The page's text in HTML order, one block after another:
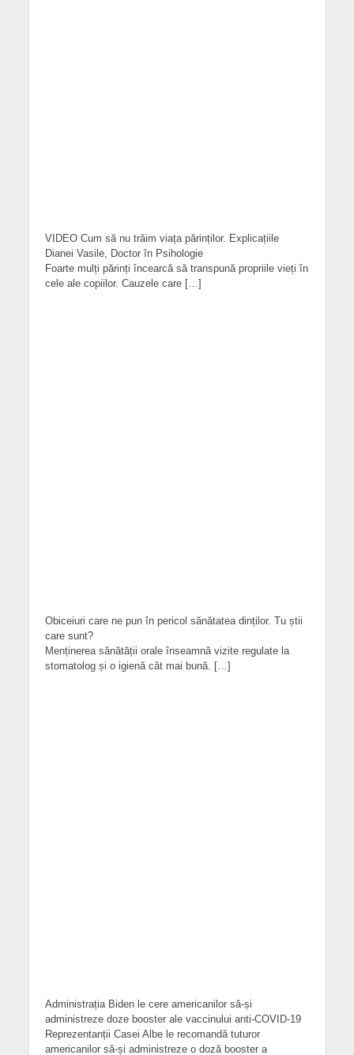
VIDEO Cum să nu trăim viața părinților. Explicațiile
Dianei Vasile, Doctor în Psihologie
Foarte mulți părinți încearcă să transpună propriile vieți în
cele ale copiilor. Cauzele care […]
Obiceiuri care ne pun în pericol sănătatea dinților. Tu știi
care sunt?
Menținerea sănătății orale înseamnă vizite regulate la
stomatolog și o igienă cât mai bună. […]
Administrația Biden le cere americanilor să-și
administreze doze booster ale vaccinului anti-COVID-19
Reprezentanții Casei Albe le recomandă tuturor
americanilor să-și administreze o doză booster a